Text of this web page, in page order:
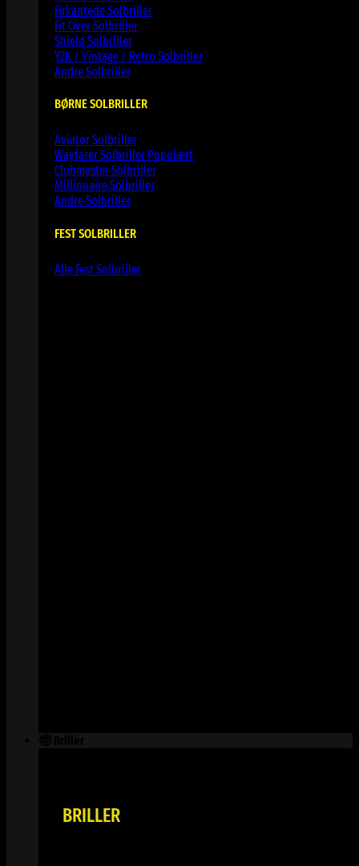
Firkantede Solbriller
Fit Over Solbriller
Shield Solbriller
Y2K / Vintage / Retro Solbriller
Andre Solbriller
BØRNE SOLBRILLER
Aviator Solbriller
Wayfarer Solbriller
Clubmaster Solbriller
Millionaire Solbriller
Andre Solbriller
FEST SOLBRILLER
Alle Fest Solbriller
BRILLER